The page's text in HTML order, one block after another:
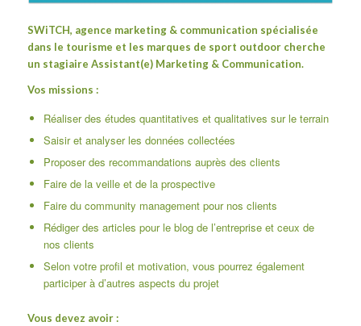
SWiTCH, agence marketing & communication spécialisée
dans le tourisme et les marques de sport outdoor cherche
un stagiaire Assistant(e) Marketing & Communication.
Vos missions :
Réaliser des études quantitatives et qualitatives sur le terrain
Saisir et analyser les données collectées
Proposer des recommandations auprès des clients
Faire de la veille et de la prospective
Faire du community management pour nos clients
Rédiger des articles pour le blog de l’entreprise et ceux de
nos clients
Selon votre profil et motivation, vous pourrez également
participer à d’autres aspects du projet
Vous devez avoir :